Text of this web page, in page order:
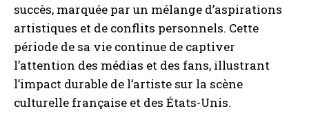
succès, marquée par un mélange d’aspirations
artistiques et de conflits personnels. Cette
période de sa vie continue de captiver
l’attention des médias et des fans, illustrant
l’impact durable de l’artiste sur la scène
culturelle française et des États-Unis.